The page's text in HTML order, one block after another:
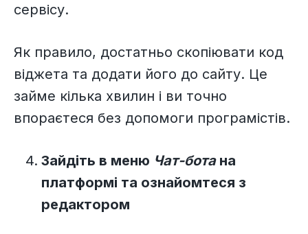
сервісу.
Як правило, достатньо скопіювати код
віджета та додати його до сайту. Це
займе кілька хвилин і ви точно
впораєтеся без допомоги програмістів.
Зайдіть в меню Чат-ботана
платформі та ознайомтеся з
редактором